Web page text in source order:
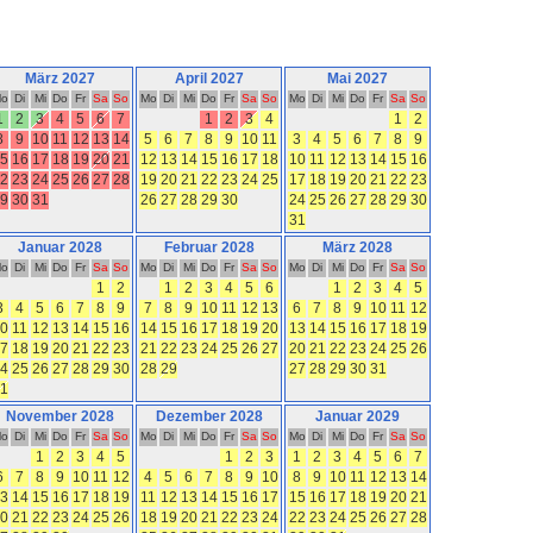
März 2027
Di Mi Do Fr Sa So
2 3 4 5 6
7
9 10 11 12 13 14
16 17 18 19 20 21
23 24 25 26 27 28
30 31
April 2027
Mo Di Mi Do Fr Sa So
1 2 3
4
5
6 7 8 9 10 11
12 13 14 15 16 17 18
19 20 21 22 23 24 25
26 27 28 29 30
Mai 2027
Mo Di Mi Do Fr Sa So
1
2
3
4 5 6 7 8
9
10 11 12 13 14 15 16
17 18 19 20 21 22 23
24 25 26 27 28 29 30
31
Januar 2028
Di Mi Do Fr Sa So
1
2
4 5 6 7 8
9
11 12 13 14 15 16
18 19 20 21 22 23
25 26 27 28 29 30
Februar 2028
Mo Di Mi Do Fr Sa So
1 2 3 4 5
6
7
8 9 10 11 12 13
14 15 16 17 18 19 20
21 22 23 24 25 26 27
28 29
März 2028
Mo Di Mi Do Fr Sa So
1 2 3 4
5
6
7 8 9 10 11 12
13 14 15 16 17 18 19
20 21 22 23 24 25 26
27 28 29 30 31
November 2028
Di Mi Do Fr Sa So
1 2 3 4
5
7 8 9 10 11 12
14 15 16 17 18 19
21 22 23 24 25 26
Dezember 2028
Mo Di Mi Do Fr Sa So
1 2
3
4
5 6 7 8 9
10
11 12 13 14 15 16 17
18 19 20 21 22 23 24
Januar 2029
Mo Di Mi Do Fr Sa So
1 2 3 4 5 6
7
8
9 10 11 12 13 14
15 16 17 18 19 20 21
22 23 24 25 26 27 28